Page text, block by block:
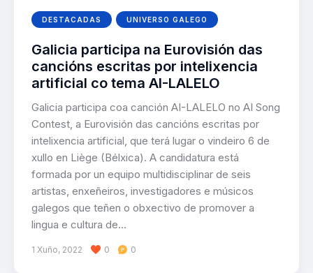
DESTACADAS UNIVERSO GALEGO
Galicia participa na Eurovisión das
cancións escritas por intelixencia
artificial co tema AI-LALELO
Galicia participa coa canción AI-LALELO no AI Song
Contest, a Eurovisión das cancións escritas por
intelixencia artificial, que terá lugar o vindeiro 6 de
xullo en Liège (Bélxica). A candidatura está
formada por un equipo multidisciplinar de seis
artistas, enxeñeiros, investigadores e músicos
galegos que teñen o obxectivo de promover a
lingua e cultura de…
1 Xuño, 2022 0 0